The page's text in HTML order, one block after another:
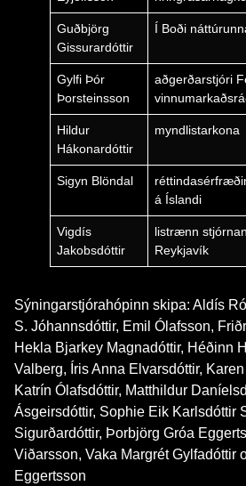
Guðbjörg
Gissurardóttir
Í Boði
Gylfi Þór
Þorsteinsson
aðgerðarstjóri
Hildur
Hákonardóttir
myndlistarkona
Sigyn Blöndal
á Íslandi
Vigdís
Jakobsdóttir
listrænn
Reykjavík
Sýningarstjórahópinn skipa: Aldís
S. Jóhannsdóttir, Emil Ólafsson,
Hekla Bjarkey Magnadóttir, Héðinn
Valberg, Íris Anna Elvarsdóttir,
Katrín Ólafsdóttir, Matthildur
Ásgeirsdóttir, Sophie Eik Karlsdóttir
Sigurðardóttir, Þorbjörg Gróa
Viðarsson, Vaka Margrét Gylfadóttir
Eggertsson